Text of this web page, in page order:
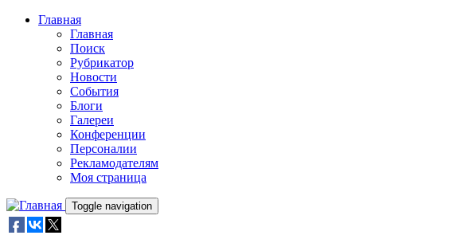
Skip to main content
Главная
Главная
Поиск
Рубрикатор
Новости
События
Блоги
Галереи
Конференции
Персоналии
Рекламодателям
Моя страница
Toggle navigation